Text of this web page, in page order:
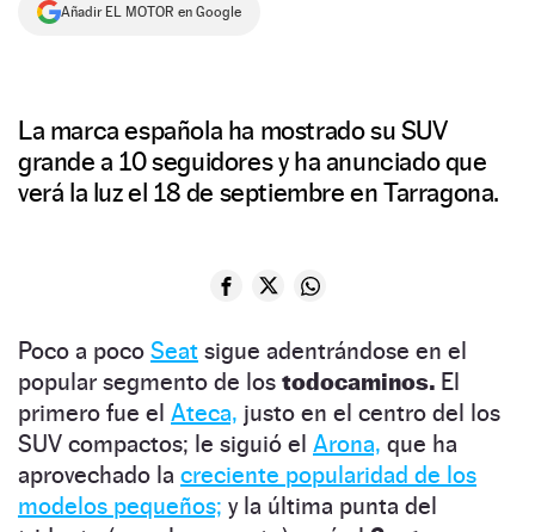
Añadir EL MOTOR en Google
La marca española ha mostrado su SUV
grande a 10 seguidores y ha anunciado que
verá la luz el 18 de septiembre en Tarragona.
Poco a poco Seat sigue adentrándose en el
popular segmento de los todocaminos. El
primero fue el Ateca, justo en el centro del los
SUV compactos; le siguió el Arona, que ha
aprovechado la creciente popularidad de los
modelos pequeños; y la última punta del